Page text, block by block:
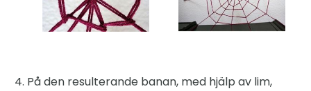
På den resulterande banan, med hjälp av lim,